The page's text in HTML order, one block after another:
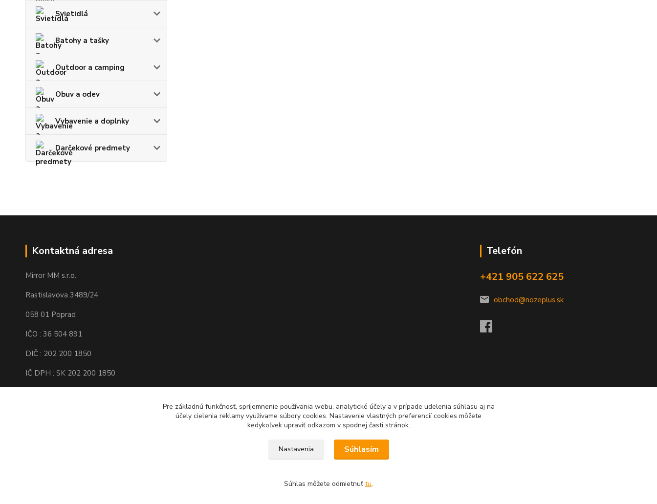
Svietidlá
Batohy a tašky
Outdoor a camping
Obuv a odev
Vybavenie a doplnky
Darčekové predmety
Kontaktná adresa
Mirror MM s.r.o.
Rastislavova 3489/24
058 01 Poprad
IČO : 36 504 891
DIČ : 202 200 1850
IČ DPH : SK 202 200 1850
Telefón
+421 905 622 625
obchod@nozeplus.sk
Pre základnú funkčnosť, spríjemnenie používania webu, analytické účely a v prípade udelenia súhlasu aj na
účely cielenia reklamy využívame súbory cookies. Nastavenie vlastných preferencií cookies môžete
kedykoľvek upraviť odkazom v spodnej časti stránok.
Nastavenia Súhlasím
Súhlas môžete odmietnuť tu.